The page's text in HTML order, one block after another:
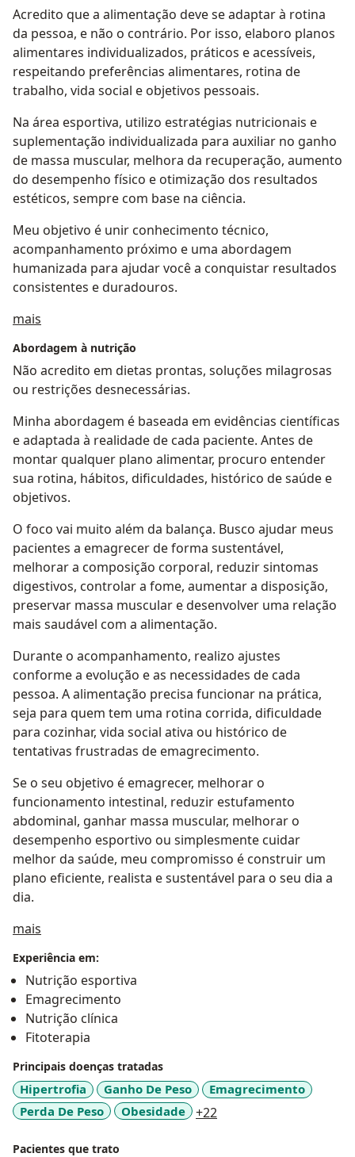
Acredito que a alimentação deve se adaptar à rotina
da pessoa, e não o contrário. Por isso, elaboro planos
alimentares individualizados, práticos e acessíveis,
respeitando preferências alimentares, rotina de
trabalho, vida social e objetivos pessoais.
Na área esportiva, utilizo estratégias nutricionais e
suplementação individualizada para auxiliar no ganho
de massa muscular, melhora da recuperação, aumento
do desempenho físico e otimização dos resultados
estéticos, sempre com base na ciência.
Meu objetivo é unir conhecimento técnico,
acompanhamento próximo e uma abordagem
humanizada para ajudar você a conquistar resultados
consistentes e duradouros.
mais
Abordagem à nutrição
Não acredito em dietas prontas, soluções milagrosas
ou restrições desnecessárias.
Minha abordagem é baseada em evidências científicas
e adaptada à realidade de cada paciente. Antes de
montar qualquer plano alimentar, procuro entender
sua rotina, hábitos, dificuldades, histórico de saúde e
objetivos.
O foco vai muito além da balança. Busco ajudar meus
pacientes a emagrecer de forma sustentável,
melhorar a composição corporal, reduzir sintomas
digestivos, controlar a fome, aumentar a disposição,
preservar massa muscular e desenvolver uma relação
mais saudável com a alimentação.
Durante o acompanhamento, realizo ajustes
conforme a evolução e as necessidades de cada
pessoa. A alimentação precisa funcionar na prática,
seja para quem tem uma rotina corrida, dificuldade
para cozinhar, vida social ativa ou histórico de
tentativas frustradas de emagrecimento.
Se o seu objetivo é emagrecer, melhorar o
funcionamento intestinal, reduzir estufamento
abdominal, ganhar massa muscular, melhorar o
desempenho esportivo ou simplesmente cuidar
melhor da saúde, meu compromisso é construir um
plano eficiente, realista e sustentável para o seu dia a
dia.
mais
Experiência em:
Nutrição esportiva
Emagrecimento
Nutrição clínica
Fitoterapia
Principais doenças tratadas
Hipertrofia Ganho De Peso
Emagrecimento
Perda De Peso
Obesidade +22
Pacientes que trato